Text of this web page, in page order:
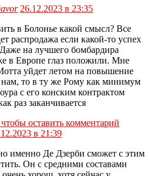
26.12.2023 в 23:35
в Болонье какой смысл? Все
распродажа если какой-то успех
на лучшего бомбардира
в Европе глаз положили. Мне
уйдет летом на повышение
нам, то в ту же Рому как минимум
с его конским контрактом
раз заканчивается
оставить комментарий
в 21:39
именно Де Дзерби сможет с этим
Он с средними составами